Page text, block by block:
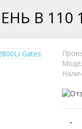
B 110